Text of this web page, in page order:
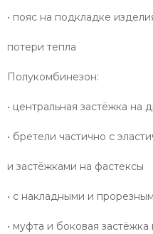
• пояс на подкладке
потери тепла
Полукомбинезон:
• центральная застёжка на
• бретели частично с
и застёжками на фастексы
• с накладными и
• муфта и боковая